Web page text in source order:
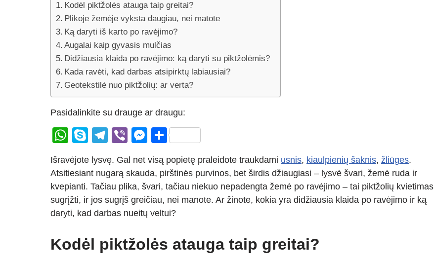
Kodėl piktžolės atauga taip greitai?
Plikoje žemėje vyksta daugiau, nei matote
Ką daryti iš karto po ravėjimo?
Augalai kaip gyvasis mulčias
Didžiausia klaida po ravėjimo: ką daryti su piktžolėmis?
Kada ravėti, kad darbas atsipirktų labiausiai?
Geotekstilė nuo piktžolių: ar verta?
Pasidalinkite su drauge ar draugu:
W
at
s
A
p
S
p
e
T
e
gr
a
m
Vi
er
M
ss
e
n
g
S
ar
e
Išravėjote lysvę. Gal net visą popietę praleidote traukdami usnis, kiaulpienių šaknis, žliūges.
Atsitiesiant nugarą skauda, pirštinės purvinos, bet širdis džiaugiasi – lysvė švari, žemė ruda ir
kvepianti. Tačiau plika, švari, tačiau niekuo nepadengta žemė po ravėjimo – tai piktžolių kvietimas
sugrįžti, ir jos sugrįš greičiau, nei manote. Ar žinote, kokia yra didžiausia klaida po ravėjimo ir ką
daryti, kad darbas nueitų veltui?
Kodėl piktžolės atauga taip greitai?